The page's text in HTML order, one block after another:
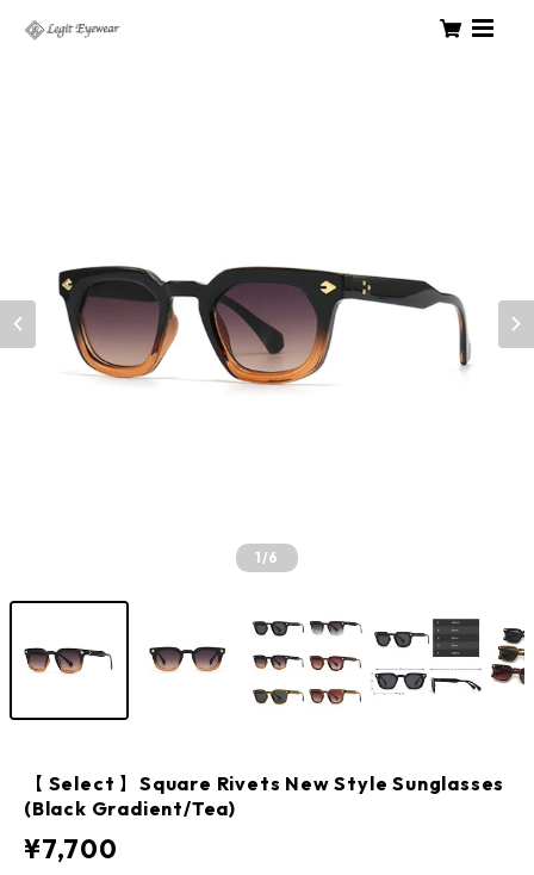
1/6
【 Select 】Square Rivets New Style Sunglasses
(Black Gradient/Tea)
¥7,700